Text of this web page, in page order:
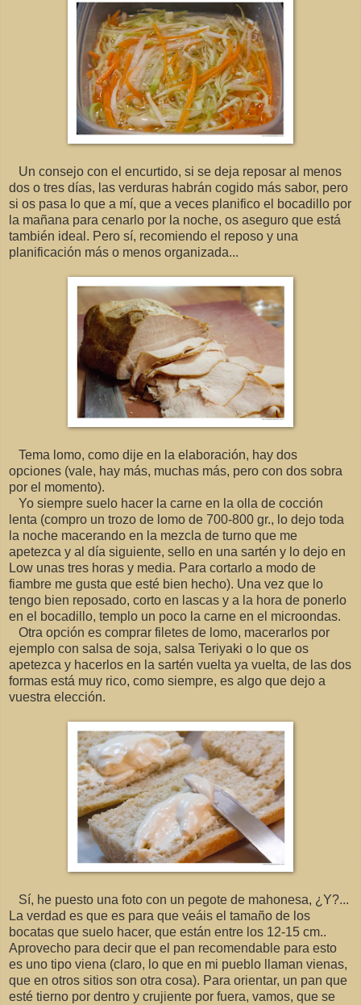
Un consejo con el encurtido, si se deja reposar al menos
dos o tres días, las verduras habrán cogido más sabor, pero
si os pasa lo que a mí, que a veces planifico el bocadillo por
la mañana para cenarlo por la noche, os aseguro que está
también ideal. Pero sí, recomiendo el reposo y una
planificación más o menos organizada...
Tema lomo, como dije en la elaboración, hay dos
opciones (vale, hay más, muchas más, pero con dos sobra
por el momento).
Yo siempre suelo hacer la carne en la olla de cocción
lenta (compro un trozo de lomo de 700-800 gr., lo dejo toda
la noche macerando en la mezcla de turno que me
apetezca y al día siguiente, sello en una sartén y lo dejo en
Low unas tres horas y media. Para cortarlo a modo de
fiambre me gusta que esté bien hecho). Una vez que lo
tengo bien reposado, corto en lascas y a la hora de ponerlo
en el bocadillo, templo un poco la carne en el microondas.
Otra opción es comprar filetes de lomo, macerarlos por
ejemplo con salsa de soja, salsa Teriyaki o lo que os
apetezca y hacerlos en la sartén vuelta ya vuelta, de las dos
formas está muy rico, como siempre, es algo que dejo a
vuestra elección.
Sí, he puesto una foto con un pegote de mahonesa, ¿Y?...
La verdad es que es para que veáis el tamaño de los
bocatas que suelo hacer, que están entre los 12-15 cm..
Aprovecho para decir que el pan recomendable para esto
es uno tipo viena (claro, lo que en mi pueblo llaman vienas,
que en otros sitios son otra cosa). Para orientar, un pan que
esté tierno por dentro y crujiente por fuera, vamos, que se